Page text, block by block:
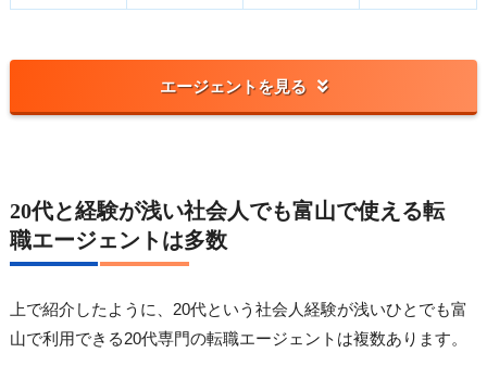
エージェントを見る
20代と経験が浅い社会人でも富山で使える転
職エージェントは多数
上で紹介したように、20代という社会人経験が浅いひとでも富
山で利用できる20代専門の転職エージェントは複数あります。